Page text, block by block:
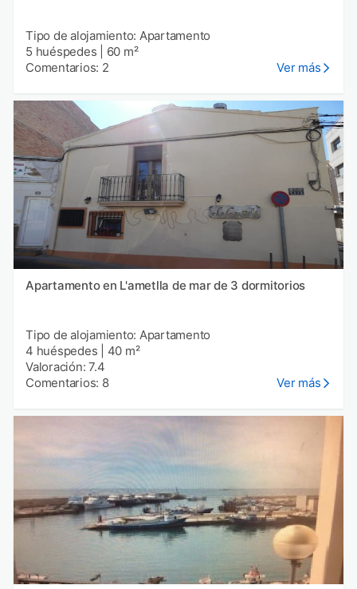
Tipo de alojamiento: Apartamento
5 huéspedes
60 m²
Comentarios: 2
Ver más
Apartamento en L'ametlla de mar de 3 dormitorios
Tipo de alojamiento: Apartamento
4 huéspedes
40 m²
Valoración: 7.4
Comentarios: 8
Ver más